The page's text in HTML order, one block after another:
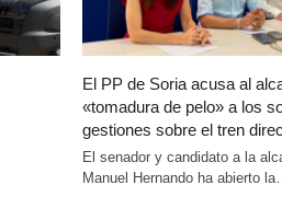
El PP de Soria acusa al
«tomadura de pelo» a los
gestiones sobre el tren
El senador y candidato a la
Manuel Hernando ha abierto